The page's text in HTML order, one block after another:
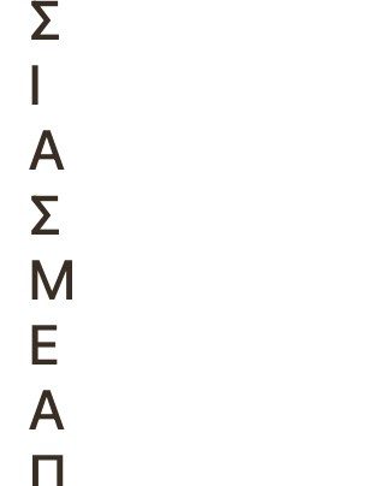
Σ
Ι
Α
Σ
Μ
Ε
Α